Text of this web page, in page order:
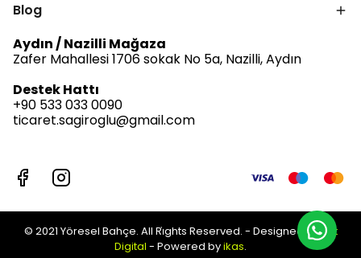
Blog
Aydın / Nazilli Mağaza
Zafer Mahallesi 1706 sokak No 5a, Nazilli, Aydın
Destek Hattı
+90 533 033 0090
ticaret.sagiroglu@gmail.com
© 2021 Yöresel Bahçe. All Ri̇ghts Reserved. - Designed byJet
Digital - Powered byikas.